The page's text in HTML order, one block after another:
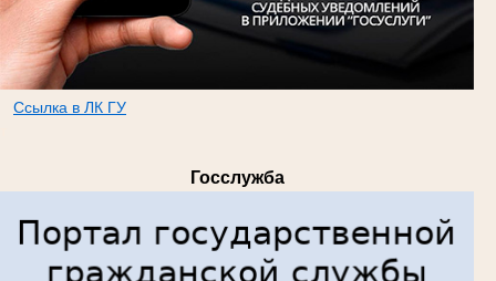
Ссылка в ЛК ГУ
Госслужба